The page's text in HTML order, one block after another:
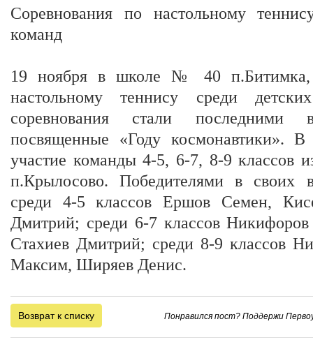
Соревнования по настольному
команд
19 ноября в школе № 40 п.Битимка,
настольному теннису среди
соревнования стали последними
посвященные «Году космонавтики». В
участие команды 4-5, 6-7, 8-9 классов
п.Крылосово. Победителями в своих
среди 4-5 классов Ершов Семен,
Дмитрий; среди 6-7 классов
Стахиев Дмитрий; среди 8-9 классов
Максим, Ширяев Денис.
Возврат к списку Понравился пост? Поддержи